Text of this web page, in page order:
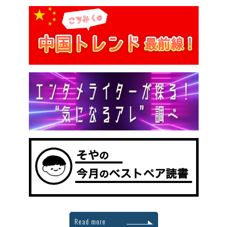
Read more